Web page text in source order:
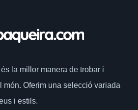
és la millor manera de trobar i
món. Oferim una selecció variada
i estils.